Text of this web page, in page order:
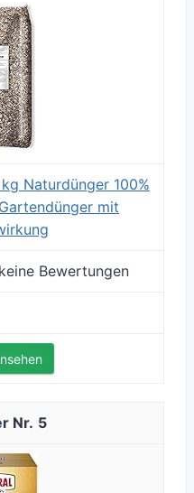
Naturdünger 100%
mit
Bewertungen
5